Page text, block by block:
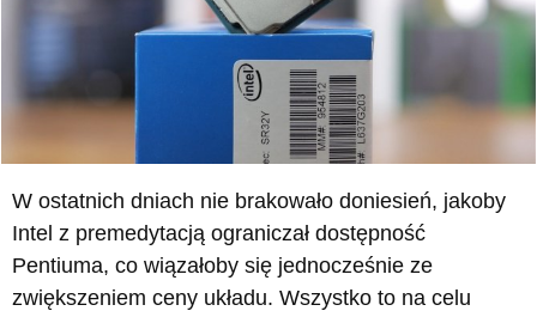
W ostatnich dniach nie brakowało doniesień, jakoby
Intel z premedytacją ograniczał dostępność
Pentiuma, co wiązałoby się jednocześnie ze
zwiększeniem ceny układu. Wszystko to na celu